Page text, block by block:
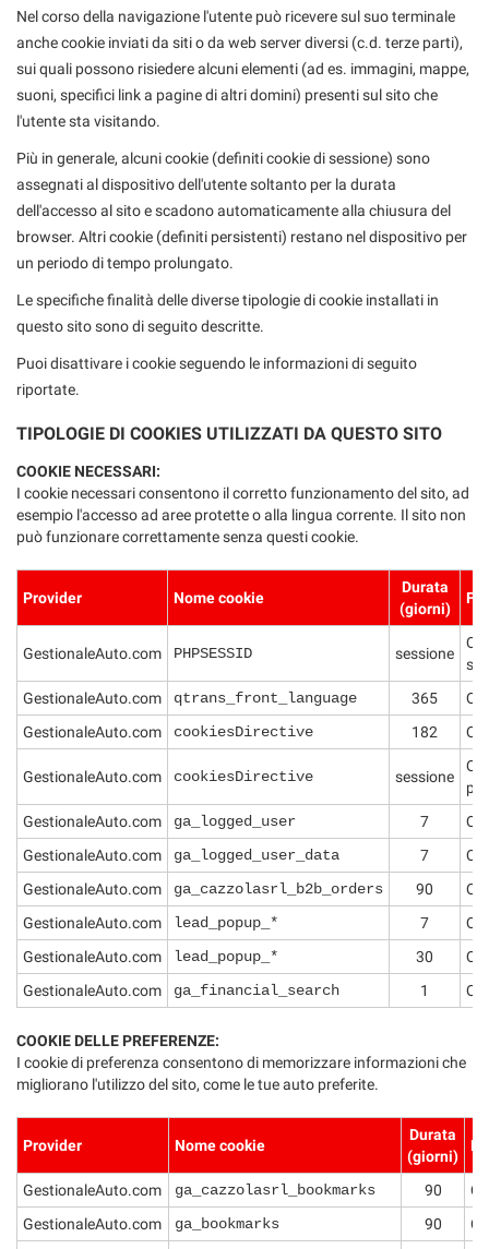
Nel corso della navigazione l'utente può ricevere sul suo terminale
anche cookie inviati da siti o da web server diversi (c.d. terze parti),
sui quali possono risiedere alcuni elementi (ad es. immagini, mappe,
suoni, specifici link a pagine di altri domini) presenti sul sito che
l'utente sta visitando.
Più in generale, alcuni cookie (definiti cookie di sessione) sono
assegnati al dispositivo dell'utente soltanto per la durata
dell'accesso al sito e scadono automaticamente alla chiusura del
browser. Altri cookie (definiti persistenti) restano nel dispositivo per
un periodo di tempo prolungato.
Le specifiche finalità delle diverse tipologie di cookie installati in
questo sito sono di seguito descritte.
Puoi disattivare i cookie seguendo le informazioni di seguito
riportate.
TIPOLOGIE DI COOKIES UTILIZZATI DA QUESTO SITO
COOKIE NECESSARI:
I cookie necessari consentono il corretto funzionamento del sito, ad
esempio l'accesso ad aree protette o alla lingua corrente. Il sito non
può funzionare correttamente senza questi cookie.
Provider Nome cookie
Durata
(giorni)
GestionaleAuto.com PHPSESSID sessione
GestionaleAuto.com
qtrans_front_language 365
GestionaleAuto.com
cookiesDirective 182
GestionaleAuto.com cookiesDirective sessione
GestionaleAuto.com
ga_logged_user 7
GestionaleAuto.com
ga_logged_user_data 7
GestionaleAuto.com
ga_cazzolasrl_b2b_orders 90
GestionaleAuto.com
lead_popup_* 7
GestionaleAuto.com
lead_popup_* 30
GestionaleAuto.com
ga_financial_search 1
COOKIE DELLE PREFERENZE:
I cookie di preferenza consentono di memorizzare informazioni che
migliorano l'utilizzo del sito, come le tue auto preferite.
Provider Nome cookie
Durata
(giorni)
GestionaleAuto.com ga_cazzolasrl_bookmarks 90
GestionaleAuto.com
ga_bookmarks 90